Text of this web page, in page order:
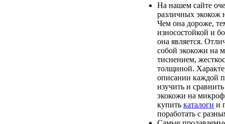
На нашем сайте
различных экокож
Чем она дороже,
износостойкой и
она является.
собой экокожи на
тиснением,
толщиной.
описании каждой
изучить и
экокожи на
купить каталоги и
поработать с